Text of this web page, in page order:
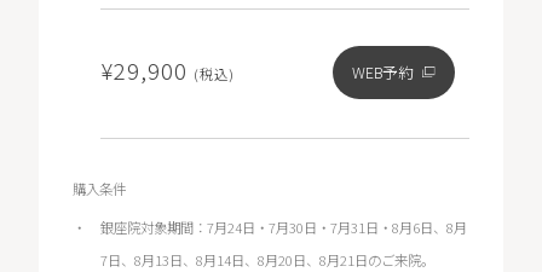
¥29,900 (税込) WEB予約
購入条件
銀座院対象期間：7月24日・7月30日・7月31日・8月6日、8月
7日、8月13日、8月14日、8月20日、8月21日のご来院。